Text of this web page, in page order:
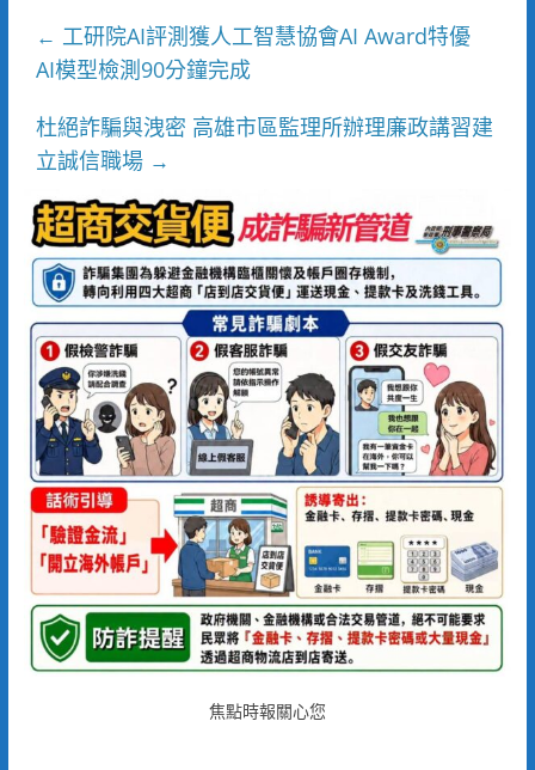
← 工研院AI評測獲人工智慧協會AI Award特優
AI模型檢測90分鐘完成
杜絕詐騙與洩密 高雄市區監理所辦理廉政講習建
立誠信職場 →
焦點時報關心您